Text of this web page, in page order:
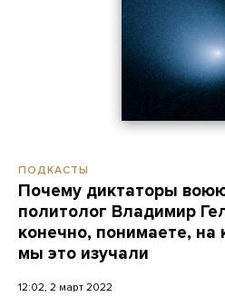
ПОДКАСТЫ
Почему диктаторы
политолог Владимир
конечно, понимаете, на
мы это изучали
12:02, 2 март 2022